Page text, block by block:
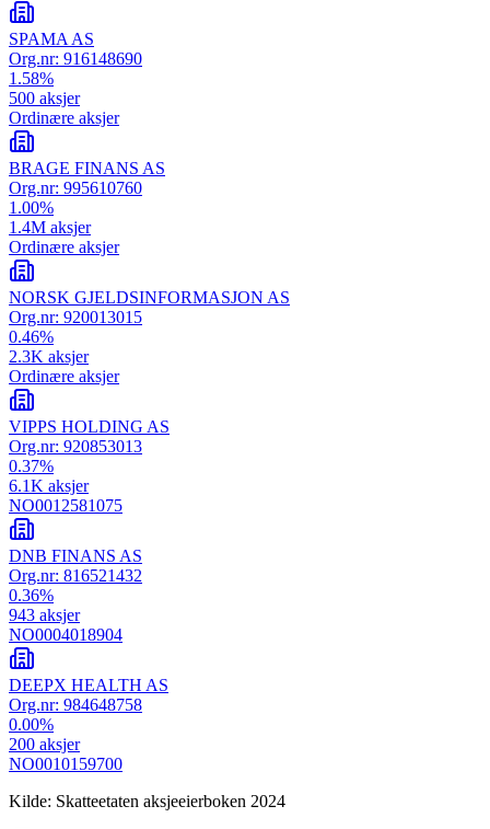
SPAMA AS
Org.nr: 916148690
1.58%
500 aksjer
Ordinære aksjer
BRAGE FINANS AS
Org.nr: 995610760
1.00%
1.4M aksjer
Ordinære aksjer
NORSK GJELDSINFORMASJON AS
Org.nr: 920013015
0.46%
2.3K aksjer
Ordinære aksjer
VIPPS HOLDING AS
Org.nr: 920853013
0.37%
6.1K aksjer
NO0012581075
DNB FINANS AS
Org.nr: 816521432
0.36%
943 aksjer
NO0004018904
DEEPX HEALTH AS
Org.nr: 984648758
0.00%
200 aksjer
NO0010159700
Kilde: Skatteetaten aksjeeierboken 2024